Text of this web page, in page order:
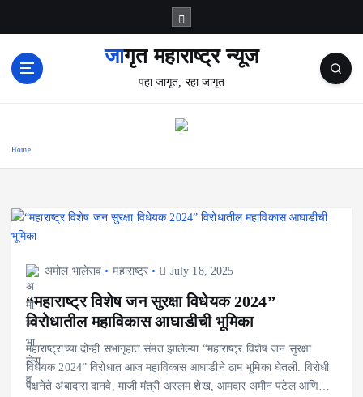
जागृत महाराष्ट्र न्यूज
पहा जागृत, रहा जागृत
Home
अमोल भालेराव महाराष्ट्र July 18, 2025
“महाराष्ट्र विशेष जन सुरक्षा विधेयक 2024”
विरोधातील महाविकास आघाडीची भूमिका
महाराष्ट्राच्या दोन्ही सभागृहात संमत झालेल्या “महाराष्ट्र विशेष जन सुरक्षा
विधेयक 2024” विरोधात आज महाविकास आघाडीने ठाम भूमिका घेतली. विरोधी
पक्षनेते अंबादास दानवे, माजी मंत्री अस्लम शेख, आमदार अमीन पटेल आणि…